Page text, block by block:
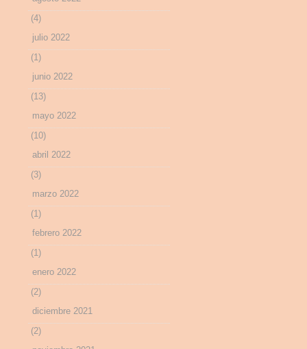
(4)
julio 2022
(1)
junio 2022
(13)
mayo 2022
(10)
abril 2022
(3)
marzo 2022
(1)
febrero 2022
(1)
enero 2022
(2)
diciembre 2021
(2)